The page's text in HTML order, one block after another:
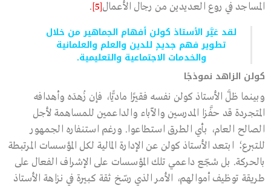
المساجد في روع العديدين من رجال الأعمال[5]
.
لقد غيَّر الأستاذ كولن أفهام الجماهير من خلال
تطوير فهم جديدٍ للدين والعلم والعلمانية
والخدمات الاجتماعية والتعليمية.
كولن الزاهد نموذجًا
وبينما ظلَّ الأستاذ كولن نفسه فقيرًا ماديًّا، فإن زُهدَه وأهدافه
المتجردة قد حفَّزا المدرسين والآباء والداعمين للمساهمة لأجل
الصالح العام، بأي الطرق استطاعوا. ورغم استنفاره الجمهور
للتبرع؛ ابتعد الأستاذ كولن عن الإدارة المالية لكل المؤسسات المرتبطة
بالحركة. بل شجّع داعمي تلك المؤسسات على الإشراف الفعال على
طريقة توظيف أموالهم، الأمر الذي رسّخ ثقة كبيرة في نزاهة الأستاذ